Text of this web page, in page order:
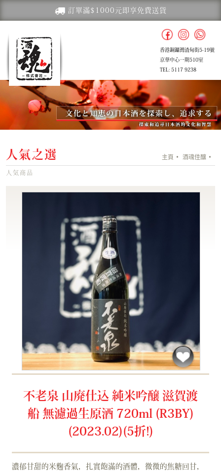
訂單滿$1000元即享免費送貨
香港銅鑼灣渣甸街5-19號
京華中心一期510室
TEL: 5117 9238
人氣之選 主頁 酒魂佳釀
人気商品
不老泉 山廃仕込 純米吟醸 滋賀渡
船 無濾過生原酒 720ml (R3BY)
(2023.02)(5折!)
濃郁甘甜的米麴香氣，扎實飽滿的酒體，微微的焦糖回甘，